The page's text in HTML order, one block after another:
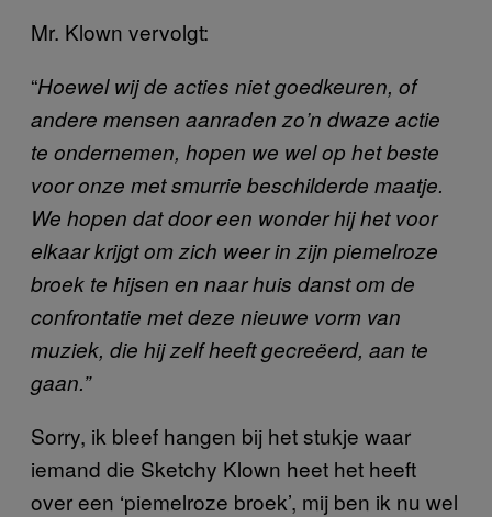
Mr. Klown vervolgt:
“Hoewel wij de acties niet goedkeuren, of
andere mensen aanraden zo’n dwaze actie
te ondernemen, hopen we wel op het beste
voor onze met smurrie beschilderde maatje.
We hopen dat door een wonder hij het voor
elkaar krijgt om zich weer in zijn piemelroze
broek te hijsen en naar huis danst om de
confrontatie met deze nieuwe vorm van
muziek, die hij zelf heeft gecreëerd, aan te
gaan.”
Sorry, ik bleef hangen bij het stukje waar
iemand die Sketchy Klown heet het heeft
over een ‘piemelroze broek’, mij ben ik nu wel